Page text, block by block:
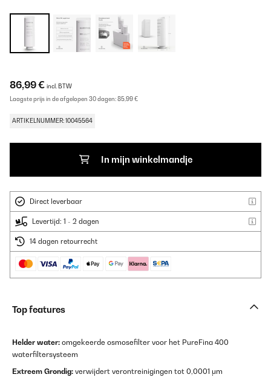
86,99 € incl. BTW
Laagste prijs in de afgelopen 30 dagen:85,99 €
ARTIKELNUMMER: 10045564
In mijn winkelmandje
Direct leverbaar
Levertijd: 1 - 2 dagen
14 dagen retourrecht
Top features
Helder water: omgekeerde osmosefilter voor het PureFina 400
waterfiltersysteem
Extreem Grondig: verwijdert verontreinigingen tot 0,0001 μm